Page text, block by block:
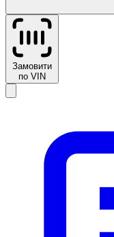
Замовити
по VIN